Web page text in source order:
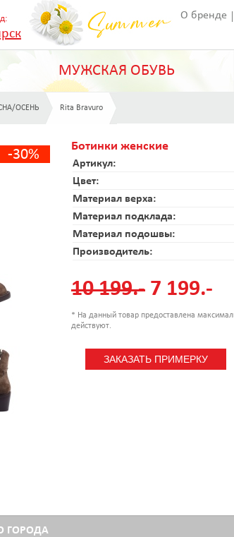
О бренде
МУЖСКАЯ ОБУВЬ
ОСЕНЬ Rita Bravuro
-30%
Ботинки женские
Артикул:
Цвет:
Материал верха:
Материал подклада:
Материал подошвы:
Производитель:
10 199.- 7 199.-
* На данный товар предоставлена
действуют.
ГОРОДА